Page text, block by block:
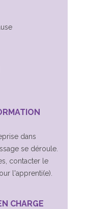
dans
se déroule.
contacter le
l'apprenti(e).
CHARGE